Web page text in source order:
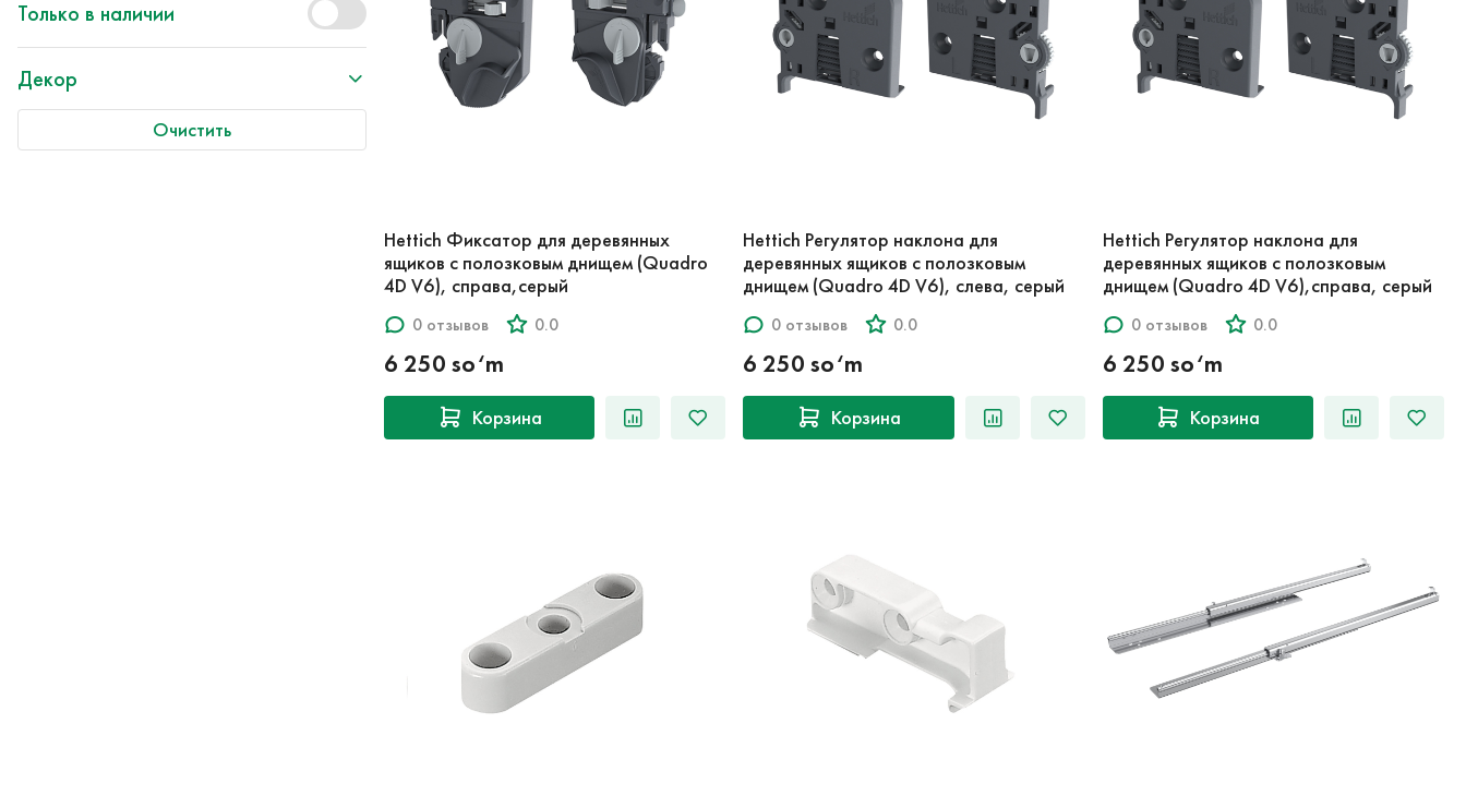
Только в наличии
Декор
Очистить
Hettich Фиксатор для деревянных
ящиков с полозковым днищем (Quadro
4D V6), справа,серый
0 отзывов 0.0
6 250 so‘m
Корзина
Hettich Регулятор наклона для
деревянных ящиков с полозковым
днищем (Quadro 4D V6), слева, серый
0 отзывов 0.0
6 250 so‘m
Корзина
Hettich Регулятор наклона для
деревянных ящиков с полозковым
днищем (Quadro 4D V6),справа, серый
0 отзывов 0.0
6 250 so‘m
Корзина